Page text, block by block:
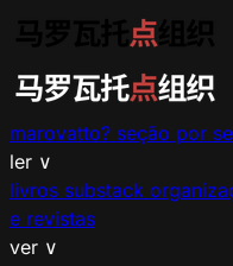
marovatto? seção por
ler ∨
livros substack
e revistas
ver ∨